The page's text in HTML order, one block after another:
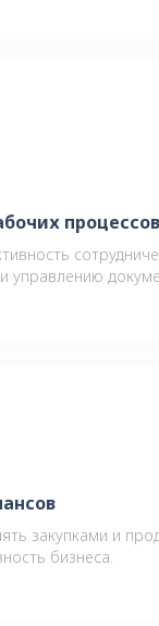
процессов
управлению
закупками и
бизнеса.